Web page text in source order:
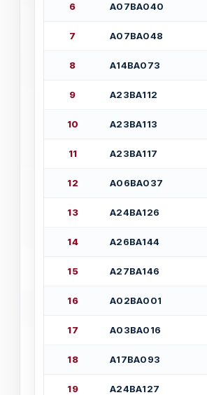
6 А07ВА040
7 А07ВА048
8 А14ВА073
9 А23ВА112
10 А23ВА113
11 А23ВА117
12 А06ВА037
13 А24ВА126
14 А26ВА144
15 А27ВА146
16 А02ВА001
17 А03ВА016
18 А17ВА093
19 А24ВА127